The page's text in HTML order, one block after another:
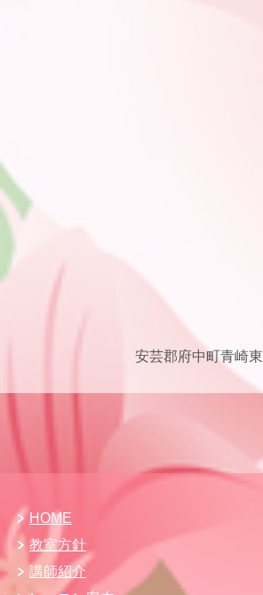
安芸郡府中町青崎東
HOME
教室方針
講師紹介